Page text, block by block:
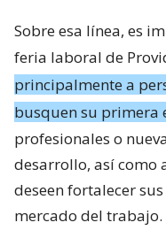
Sobre esa línea, es
feria laboral de
principalmente a
busquen su primera
profesionales o
desarrollo, así como
deseen fortalecer
mercado del trabajo.